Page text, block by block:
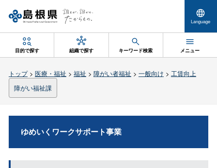
Language
目的で探す 組織で探す キーワード検索 メニュー
トップ> 医療・福祉 > 福祉 > 障がい者福祉 > 一般向け > 工賃向上
障がい福祉課
ゆめいくワークサポート事業